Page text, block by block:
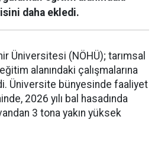
daha ekledi.
Üniversitesi (NÖHÜ); tarımsal
alanındaki çalışmalarına
Üniversite bünyesinde faaliyet
2026 yılı bal hasadında
3 tona yakın yüksek